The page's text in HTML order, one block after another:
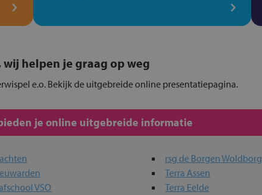
wij helpen je graag op weg
e.o. Bekijk de uitgebreide online presentatiepagina.
je online uitgebreide informatie
VSO
rsg de Borgen Woldborg
Terra Assen
Terra Eelde